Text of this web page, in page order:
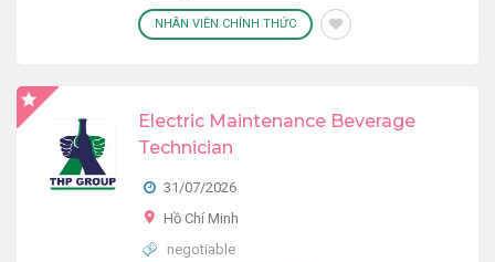
NHÂN VIÊN CHÍNH THỨC
Electric Maintenance Beverage
Technician
31/07/2026
Hồ Chí Minh
negotiable